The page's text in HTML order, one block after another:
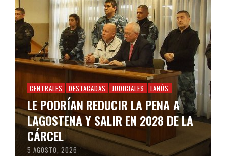
CENTRALES DESTACADAS JUDICIALES LANÚS
LE PODRÍAN REDUCIR LA PENA A
LAGOSTENA Y SALIR EN 2028 DE LA
CÁRCEL
5 AGOSTO, 2026